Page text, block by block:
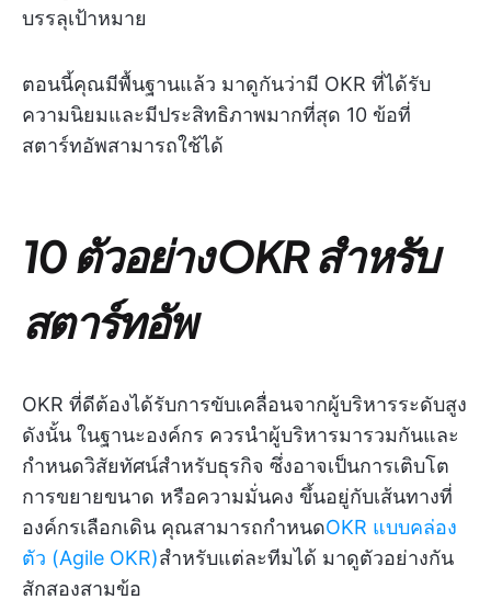
บรรลุเป้าหมาย
ตอนนี้คุณมีพื้นฐานแล้ว มาดูกันว่ามี OKR ที่ได้รับ
ความนิยมและมีประสิทธิภาพมากที่สุด 10 ข้อที่
สตาร์ทอัพสามารถใช้ได้
10 ตัวอย่าง OKR สำหรับ
สตาร์ทอัพ
OKR ที่ดีต้องได้รับการขับเคลื่อนจากผู้บริหารระดับสูง
ดังนั้น ในฐานะองค์กร ควรนำผู้บริหารมารวมกันและ
กำหนดวิสัยทัศน์สำหรับธุรกิจ ซึ่งอาจเป็นการเติบโต
การขยายขนาด หรือความมั่นคง ขึ้นอยู่กับเส้นทางที่
องค์กรเลือกเดิน คุณสามารถกำหนดOKR แบบคล่อง
ตัว (Agile OKR)สำหรับแต่ละทีมได้ มาดูตัวอย่างกัน
สักสองสามข้อ